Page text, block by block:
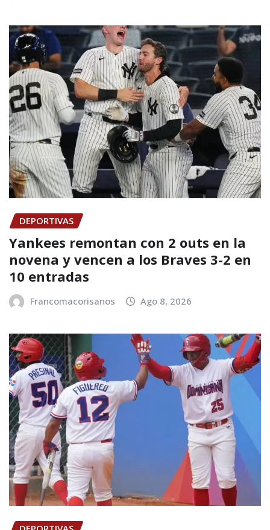
DEPORTIVAS
Yankees remontan con 2 outs en la
novena y vencen a los Braves 3-2 en
10 entradas
Francomacorisanos Ago 8, 2026